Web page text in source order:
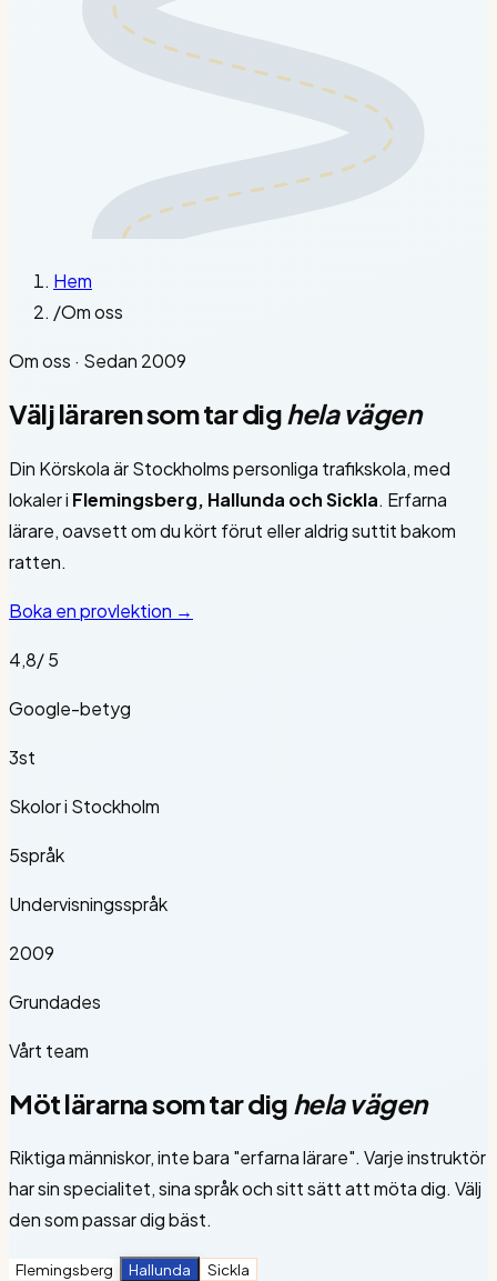
Hem
/Om oss
Om oss · Sedan 2009
Välj läraren som tar dig hela vägen
Din Körskola är Stockholms personliga trafikskola, med
lokaler i Flemingsberg, Hallunda och Sickla. Erfarna
lärare, oavsett om du kört förut eller aldrig suttit bakom
ratten.
Boka en provlektion →
4,8/ 5
Google-betyg
3st
Skolor i Stockholm
5språk
Undervisningsspråk
2009
Grundades
Vårt team
Möt lärarna som tar dig hela vägen
Riktiga människor, inte bara "erfarna lärare". Varje instruktör
har sin specialitet, sina språk och sitt sätt att möta dig. Välj
den som passar dig bäst.
Flemingsberg Hallunda Sickla